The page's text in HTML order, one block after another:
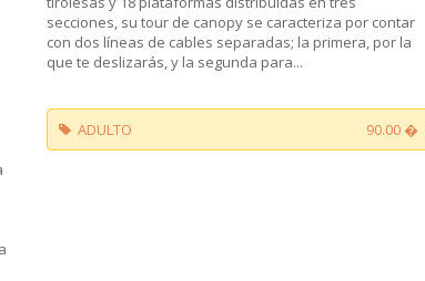
secciones, su tour de canopy se caracteriza por contar
con dos líneas de cables separadas; la primera, por la
que te deslizarás, y la segunda para...
ADULTO 90.00 �